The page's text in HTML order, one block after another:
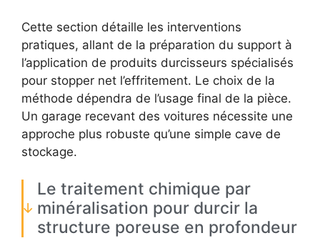
Cette section détaille les interventions
pratiques, allant de la préparation du support à
l’application de produits durcisseurs spécialisés
pour stopper net l’effritement. Le choix de la
méthode dépendra de l’usage final de la pièce.
Un garage recevant des voitures nécessite une
approche plus robuste qu’une simple cave de
stockage.
Le traitement chimique par
minéralisation pour durcir la
structure poreuse en profondeur